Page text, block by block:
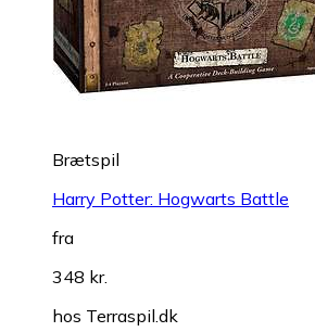
Brætspil
Harry Potter: Hogwarts Battle
fra
348 kr.
hos Terraspil.dk